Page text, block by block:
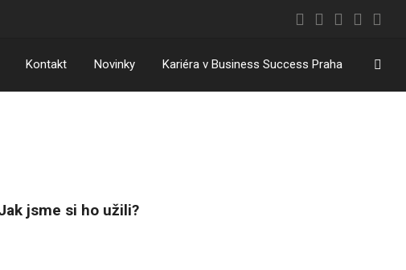
Kontakt Novinky Kariéra v Business Success Praha
jsme si ho užili?